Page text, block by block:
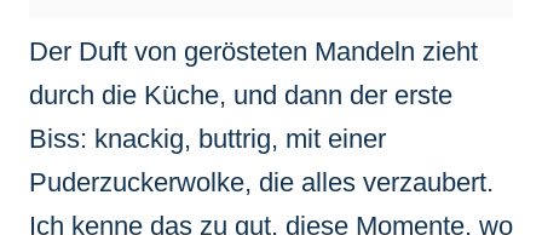
Der Duft von gerösteten Mandeln zieht
durch die Küche, und dann der erste
Biss: knackig, buttrig, mit einer
Puderzuckerwolke, die alles verzaubert.
Ich kenne das zu gut, diese Momente, wo